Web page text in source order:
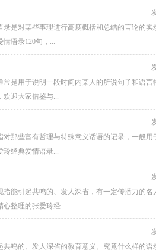
是对某些事理进行高度概括和总结的言论的实
语录120句，...
是用于说明一段时间内某人的所说句子和语言
欢迎大家借鉴与...
那些富有哲理与特殊意义话语的记录，一般用
玲经典爱情语录...
能引起共鸣的、发人深省，有一定传播力的名
整理的张爱玲经...
鸣的、发人深省的教育意义。究竟什么样的语